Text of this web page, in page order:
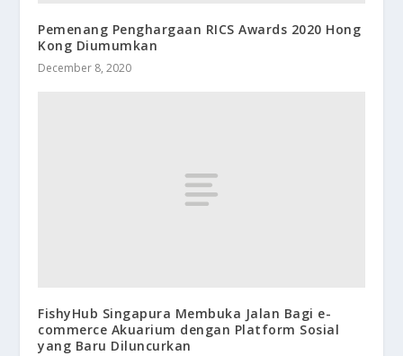
Pemenang Penghargaan RICS Awards 2020 Hong
Kong Diumumkan
December 8, 2020
FishyHub Singapura Membuka Jalan Bagi e-
commerce Akuarium dengan Platform Sosial
yang Baru Diluncurkan